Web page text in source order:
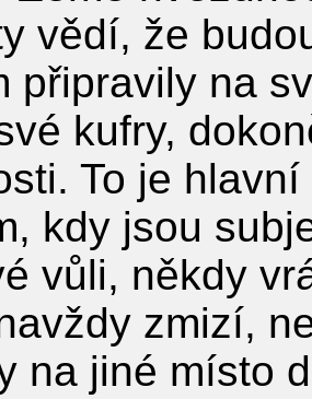
vědí, že
připravily na
kufry,
To je
kdy jsou
vůli, někdy
zmizí,
na jiné místo